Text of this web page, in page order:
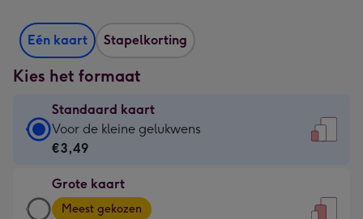
Eén kaart Stapelkorting
Kies het formaat
Standaard kaart
Standaard
kaart
€3,49
-
Voor de kleine gelukwens
€3,49
Grote kaart
Grote
Meest gekozen